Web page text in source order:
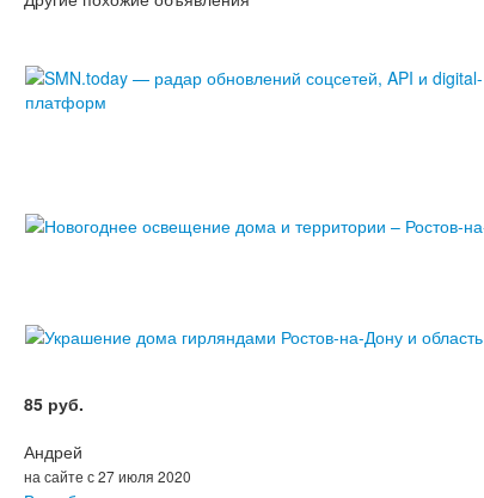
85 руб.
Андрей
на сайте с 27 июля 2020